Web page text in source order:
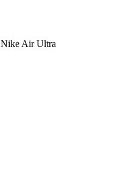
Nike Air Ultra